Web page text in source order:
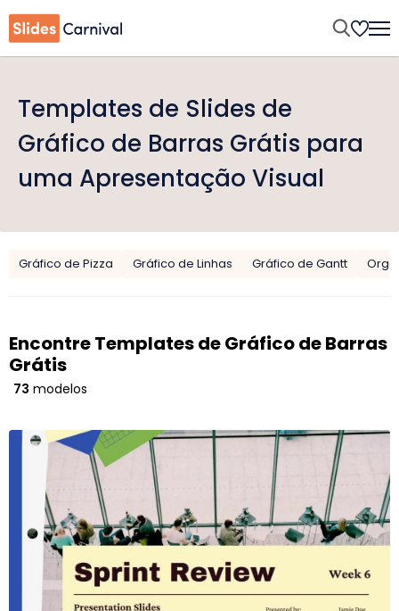
Templates de Slides de
Gráfico de Barras Grátis para
uma Apresentação Visual
Gráfico de Pizza Gráfico de Linhas Gráfico de Gantt
Encontre Templates de Gráfico de Barras
Grátis
73 modelos